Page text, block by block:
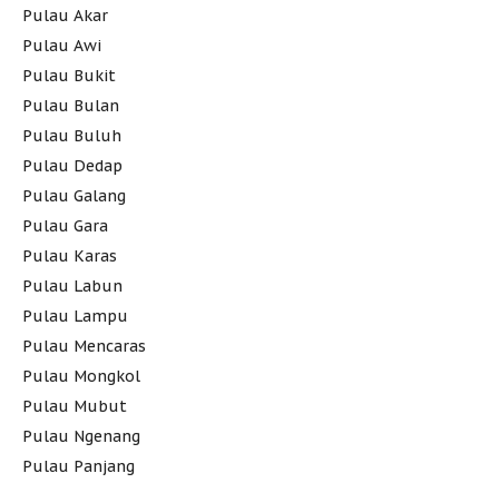
Pulau Akar
Pulau Awi
Pulau Bukit
Pulau Bulan
Pulau Buluh
Pulau Dedap
Pulau Galang
Pulau Gara
Pulau Karas
Pulau Labun
Pulau Lampu
Pulau Mencaras
Pulau Mongkol
Pulau Mubut
Pulau Ngenang
Pulau Panjang